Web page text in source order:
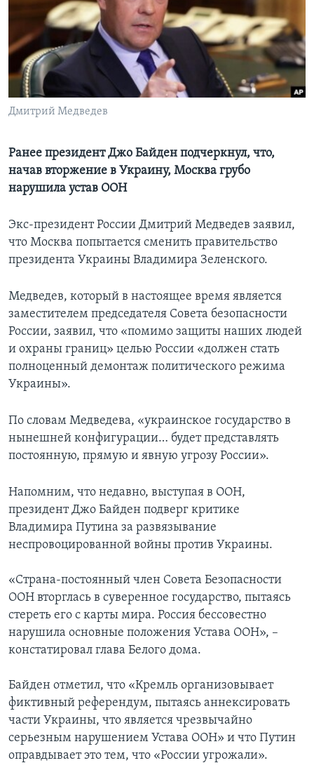
Learning English
СОЦИАЛЬНЫЕ СЕТИ
Дмитрий Медведев
Ранее президент Джо Байден подчеркнул, что,
начав вторжение в Украину, Москва грубо
нарушила устав ООН
Экс-президент России Дмитрий Медведев заявил,
что Москва попытается сменить правительство
президента Украины Владимира Зеленского.
Медведев, который в настоящее время является
заместителем председателя Совета безопасности
России, заявил, что «помимо защиты наших людей
и охраны границ» целью России «должен стать
полноценный демонтаж политического режима
Украины».
По словам Медведева, «украинское государство в
нынешней конфигурации… будет представлять
постоянную, прямую и явную угрозу России».
Напомним, что недавно, выступая в ООН,
президент Джо Байден подверг критике
Владимира Путина за развязывание
неспровоцированной войны против Украины.
«Страна-постоянный член Совета Безопасности
ООН вторглась в суверенное государство, пытаясь
стереть его с карты мира. Россия бессовестно
нарушила основные положения Устава ООН», –
констатировал глава Белого дома.
Байден отметил, что «Кремль организовывает
фиктивный референдум, пытаясь аннексировать
части Украины, что является чрезвычайно
серьезным нарушением Устава ООН» и что Путин
оправдывает это тем, что «России угрожали».